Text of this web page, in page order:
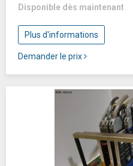
Disponible dès maintenant
Plus d'informations
Demander le prix